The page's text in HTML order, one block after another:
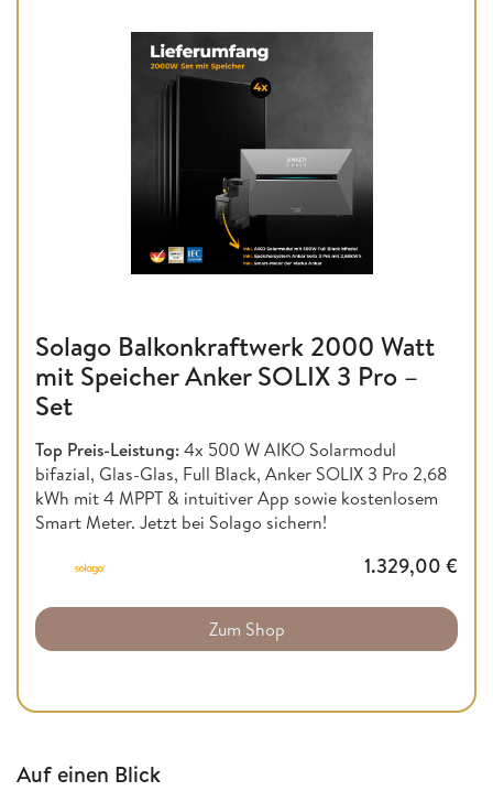
Solago Balkonkraftwerk 2000 Watt
mit Speicher Anker SOLIX 3 Pro –
Set
Top Preis-Leistung:4x 500 W AIKO Solarmodul
bifazial, Glas-Glas, Full Black, Anker SOLIX 3 Pro 2,68
kWh mit 4 MPPT & intuitiver App sowie kostenlosem
Smart Meter. Jetzt bei Solago sichern!
1.329,00 €
Zum Shop
Auf einen Blick